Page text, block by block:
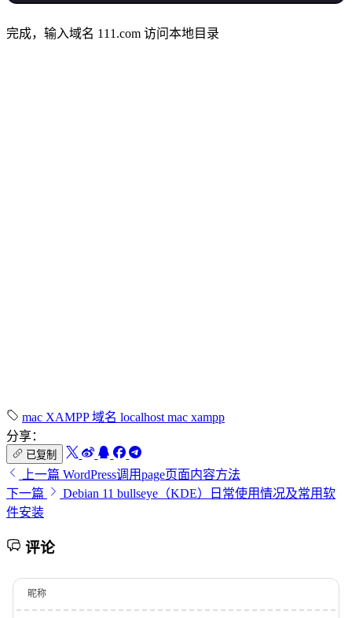
完成，输入域名 111.com 访问本地目录
mac XAMPP域名 localhostmac xampp
分享：
已复制
上一篇 WordPress调用page页面内容方法
下一篇
Debian 11 bullseye（KDE）日常使用情况及常用软
件安装
评论
昵称